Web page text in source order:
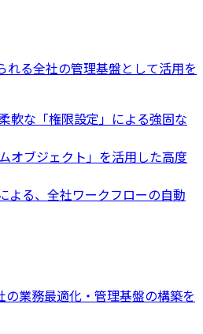
れる全社の管理基盤として活用を
軟な「権限設定」による強固な
オブジェクト」を活用した高度
よる、全社ワークフローの自動
の業務最適化・管理基盤の構築を